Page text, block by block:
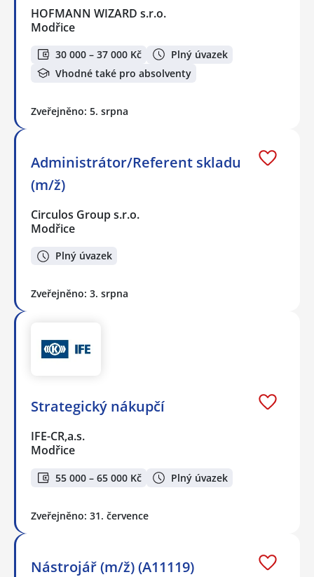
HOFMANN WIZARD s.r.o.
Modřice
30 000 – 37 000 Kč
Plný úvazek
Vhodné také pro absolventy
Zveřejněno: 5. srpna
Administrátor/Referent skladu
(m/ž)
Circulos Group s.r.o.
Modřice
Plný úvazek
Zveřejněno: 3. srpna
Strategický nákupčí
IFE-CR,a.s.
Modřice
55 000 – 65 000 Kč Plný úvazek
Zveřejněno: 31. července
Nástrojář (m/ž) (A11119)